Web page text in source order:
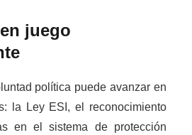
juego
política puede avanzar en
la Ley ESI, el reconocimiento
en el sistema de protección